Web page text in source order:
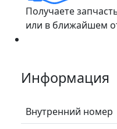
Получаете
или в ближайшем
Информация
Внутренний номер